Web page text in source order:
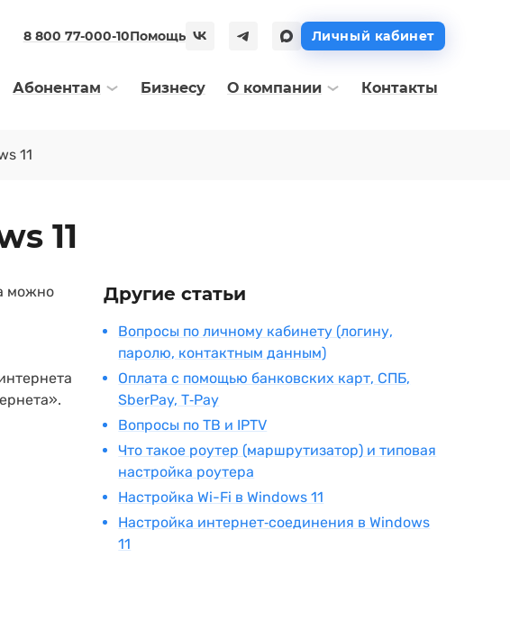
8 800 77-000-10Помощь Личный кабинет
Абонентам Бизнесу О компании Контакты
11
11
можно
Другие статьи
Вопросы по личному кабинету (логину,
паролю, контактным данным)
Оплата с помощью банковских карт, СПБ,
SberPay, T‑Pay
Вопросы по ТВ и IPTV
Что такое роутер (маршрутизатор) и типовая
настройка роутера
Настройка Wi-Fi в Windows 11
Настройка интернет‑соединения в Windows
11